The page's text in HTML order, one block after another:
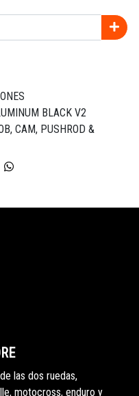
BLACK V2
CAM, PUSHROD &
las dos ruedas,
motocross, enduro y